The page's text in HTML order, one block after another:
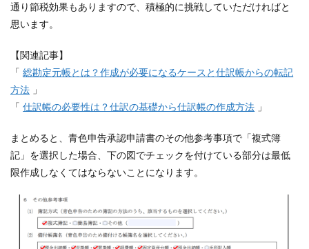
通り節税効果もありますので、積極的に挑戦していただければと
思います。
【関連記事】
「 総勘定元帳とは？作成が必要になるケースと仕訳帳からの転記
方法 」
「 仕訳帳の必要性は？仕訳の基礎から仕訳帳の作成方法 」
まとめると、青色申告承認申請書のその他参考事項で「複式簿
記」を選択した場合、下の図でチェックを付けている部分は最低
限作成しなくてはならないことになります。